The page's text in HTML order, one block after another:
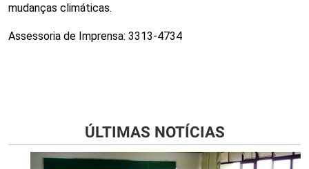
mudanças climáticas.
Assessoria de Imprensa: 3313-4734
ÚLTIMAS NOTÍCIAS